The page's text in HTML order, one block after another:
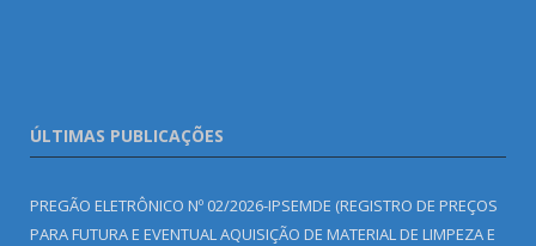
ÚLTIMAS PUBLICAÇÕES
PREGÃO ELETRÔNICO Nº 02/2026-IPSEMDE (REGISTRO DE PREÇOS
PARA FUTURA E EVENTUAL AQUISIÇÃO DE MATERIAL DE LIMPEZA E